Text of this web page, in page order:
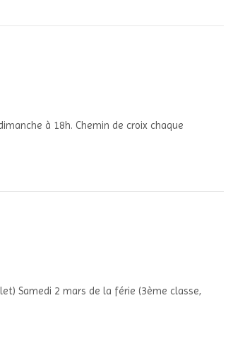
à 18h. Chemin de croix chaque
Samedi 2 mars de la férie (3ème classe,